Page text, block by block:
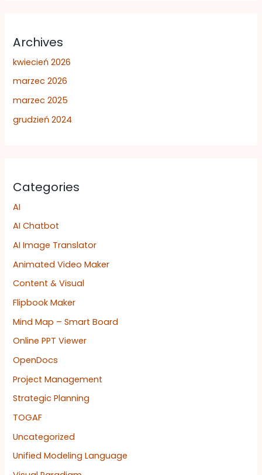
Archives
kwiecień 2026
marzec 2026
marzec 2025
grudzień 2024
Categories
AI
AI Chatbot
AI Image Translator
Animated Video Maker
Content & Visual
Flipbook Maker
Mind Map – Smart Board
Online PPT Viewer
OpenDocs
Project Management
Strategic Planning
TOGAF
Uncategorized
Unified Modeling Language